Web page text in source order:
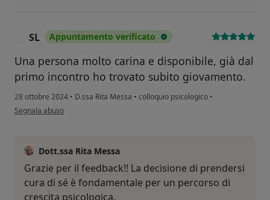
SL Appuntamento verificato
Una persona molto carina e disponibile, già dal
primo incontro ho trovato subito giovamento.
28 ottobre 2024 • D.ssa Rita Messa • colloquio psicologico •
secondo l'opinione dell'utente SL
Segnala abuso
Dott.ssa Rita Messa
Grazie per il feedback!! La decisione di prendersi
cura di sé è fondamentale per un percorso di
crescita psicologica.